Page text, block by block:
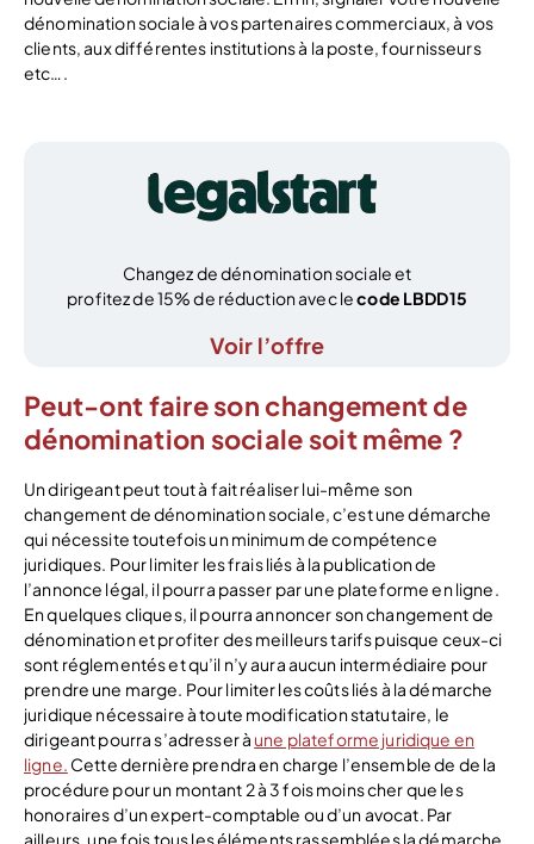
dénomination sociale à vos partenaires commerciaux, à vos
clients, aux différentes institutions à la poste, fournisseurs
etc….
Changez de dénomination sociale et
profitez de 15% de réduction avec lecode LBDD15
Voir l’offre
Peut-ont faire son changement de
dénomination sociale soit même ?
Un dirigeant peut tout à fait réaliser lui-même son
changement de dénomination sociale, c’est une démarche
qui nécessite toutefois un minimum de compétence
juridiques. Pour limiter les frais liés à la publication de
l’annonce légal, il pourra passer par une plateforme en ligne.
En quelques cliques, il pourra annoncer son changement de
dénomination et profiter des meilleurs tarifs puisque ceux-ci
sont réglementés et qu’il n’y aura aucun intermédiaire pour
prendre une marge. Pour limiter les coûts liés à la démarche
juridique nécessaire à toute modification statutaire, le
dirigeant pourra s’adresser à une plateforme juridique en
ligne. Cette dernière prendra en charge l’ensemble de de la
procédure pour un montant 2 à 3 fois moins cher que les
honoraires d’un expert-comptable ou d’un avocat. Par